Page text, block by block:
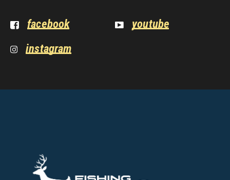
facebook
youtube
instagram